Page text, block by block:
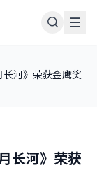
河》荣获金鹰奖
长河》荣获